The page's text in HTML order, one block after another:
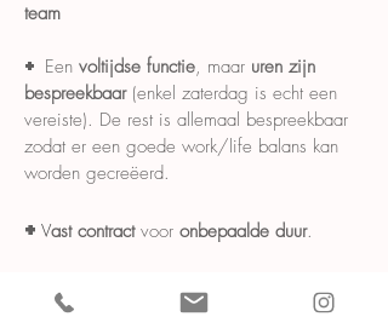
team
+ Een voltijdse functie, maar uren zijn
bespreekbaar(enkel zaterdag is echt een
vereiste). De rest is allemaal bespreekbaar
zodat er een goede work/life balans kan
worden gecreëerd.
+ Vast contractvoor onbepaalde duur.
hospitalisatieverzekering.